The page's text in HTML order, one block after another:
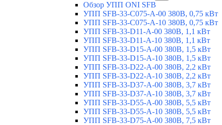
Обзор УПП ONI SFB
УПП SFB-33-C075-A-00 380В, 0,75 кВт
УПП SFB-33-C075-A-10 380В, 0,75 кВт
УПП SFB-33-D11-A-00 380В, 1,1 кВт
УПП SFB-33-D11-A-10 380В, 1,1 кВт
УПП SFB-33-D15-A-00 380В, 1,5 кВт
УПП SFB-33-D15-A-10 380В, 1,5 кВт
УПП SFB-33-D22-A-00 380В, 2,2 кВт
УПП SFB-33-D22-A-10 380В, 2,2 кВт
УПП SFB-33-D37-A-00 380В, 3,7 кВт
УПП SFB-33-D37-A-10 380В, 3,7 кВт
УПП SFB-33-D55-A-00 380В, 5,5 кВт
УПП SFB-33-D55-A-10 380В, 5,5 кВт
УПП SFB-33-D75-A-00 380В, 7,5 кВт